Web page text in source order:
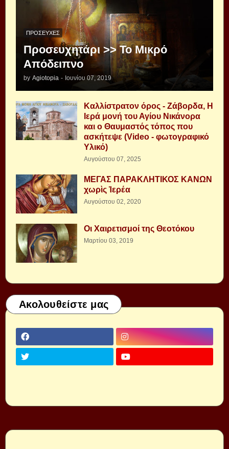
ΠΡΟΣΕΥΧΈΣ
Προσευχητάρι >> Το Μικρό
Απόδειπνο
by Agiotopia - Ιουνίου 07, 2019
Καλλίστρατον όρος - Ζάβορδα, Η
Ιερά μονή του Αγίου Νικάνορα
και ο Θαυμαστός τόπος που
ασκήτεψε (Video - φωτογραφικό
Υλικό)
Αυγούστου 07, 2025
ΜΕΓΑΣ ΠΑΡΑΚΛΗΤΙΚΟΣ ΚΑΝΩΝ
χωρὶς Ἱερέα
Αυγούστου 02, 2020
Οι Χαιρετισμοί της Θεοτόκου
Μαρτίου 03, 2019
Ακολουθείστε μας